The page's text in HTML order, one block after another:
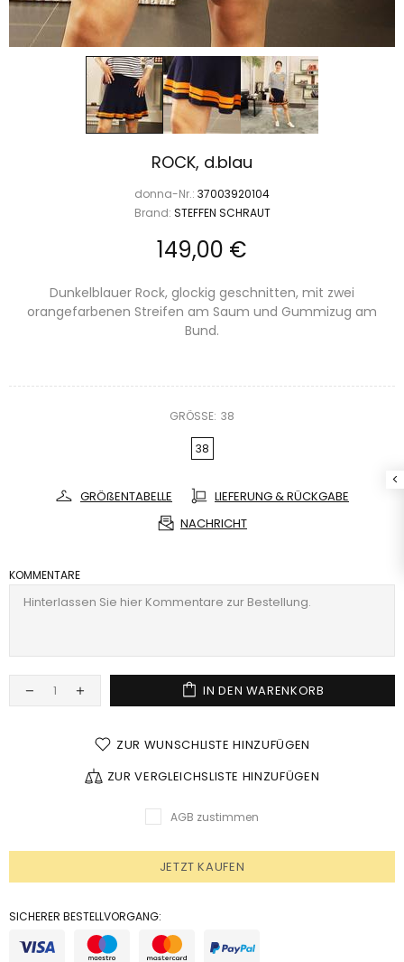
ROCK, d.blau
donna-Nr.: 37003920104
Brand: STEFFEN SCHRAUT
149,00 €
Dunkelblauer Rock, glockig geschnitten, mit zwei
orangefarbenen Streifen am Saum und Gummizug am
Bund.
GRÖSSE: 38
38
GRÖßENTABELLE
LIEFERUNG & RÜCKGABE
NACHRICHT
KOMMENTARE
IN DEN WARENKORB
ZUR WUNSCHLISTE HINZUFÜGEN
ZUR VERGLEICHSLISTE HINZUFÜGEN
AGB zustimmen
JETZT KAUFEN
SICHERER BESTELLVORGANG: